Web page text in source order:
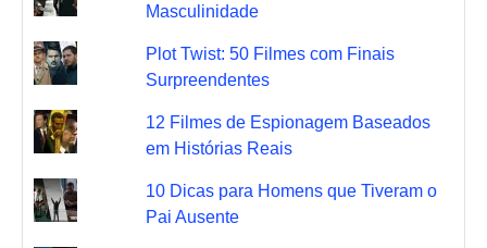
Masculinidade
Plot Twist: 50 Filmes com Finais
Surpreendentes
12 Filmes de Espionagem Baseados
em Histórias Reais
10 Dicas para Homens que Tiveram o
Pai Ausente